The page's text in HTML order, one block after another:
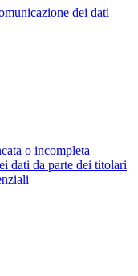
dei dati
o incompleta
dati da parte dei titolari